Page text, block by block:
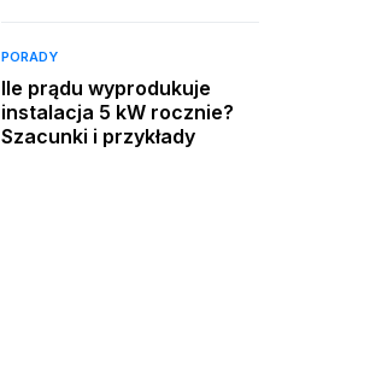
PORADY
Ile prądu wyprodukuje
instalacja 5 kW rocznie?
Szacunki i przykłady